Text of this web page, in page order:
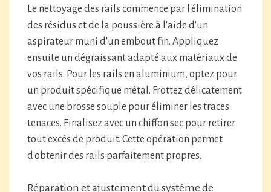
Le nettoyage des rails commence par l'élimination
des résidus et de la poussière à l'aide d'un
aspirateur muni d'un embout fin. Appliquez
ensuite un dégraissant adapté aux matériaux de
vos rails. Pour les rails en aluminium, optez pour
un produit spécifique métal. Frottez délicatement
avec une brosse souple pour éliminer les traces
tenaces. Finalisez avec un chiffon sec pour retirer
tout excès de produit. Cette opération permet
d'obtenir des rails parfaitement propres.
Réparation et ajustement du système de